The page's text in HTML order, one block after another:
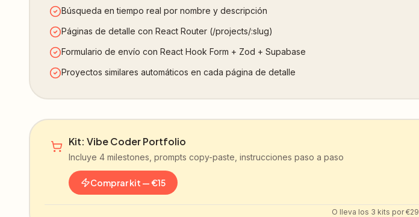
Búsqueda en tiempo real por nombre y descripción
Páginas de detalle con React Router (/projects/:slug)
Formulario de envío con React Hook Form + Zod + Supabase
Proyectos similares automáticos en cada página de detalle
Kit: Vibe Coder Portfolio
Incluye 4 milestones, prompts copy-paste instrucciones paso a paso
Comprar kit —€15
O lleva los 3 kits por €29